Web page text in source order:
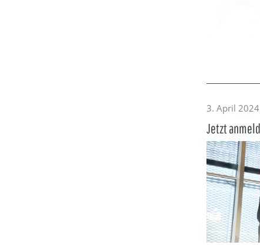
3. April
Jetzt